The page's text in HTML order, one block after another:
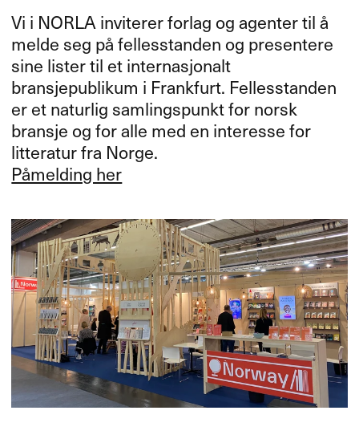
Vi i NORLAinviterer forlag og agenter til å
melde seg på fellesstanden og presentere
sine lister til et internasjonalt
bransjepublikum i Frankfurt. Fellesstanden
er et naturlig samlingspunkt for norsk
bransje og for alle med en interesse for
litteratur fra Norge.
Påmelding her